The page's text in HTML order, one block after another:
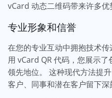
vCard 动态二维码带来许多优
专业形象和信誉
在您的专业互动中拥抱技术
用 vCard QR 代码，您展示
领先地位。 这种现代方法提
客户、同事和潜在客户留下深